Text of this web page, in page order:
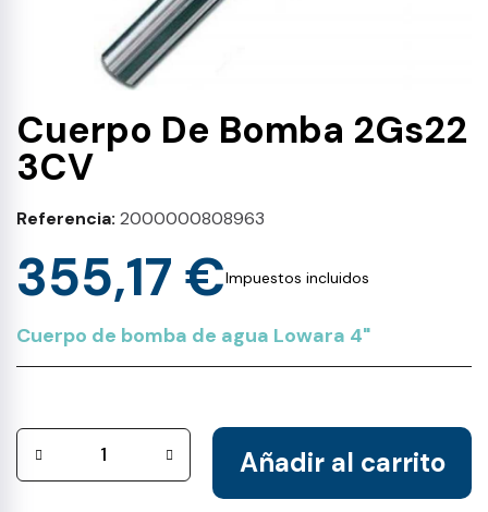
Cuerpo De Bomba 2Gs22
3CV
Referencia 2000000808963
355,17 €Impuestos incluidos
Cuerpo de bomba de agua Lowara 4"
Añadir al carrito